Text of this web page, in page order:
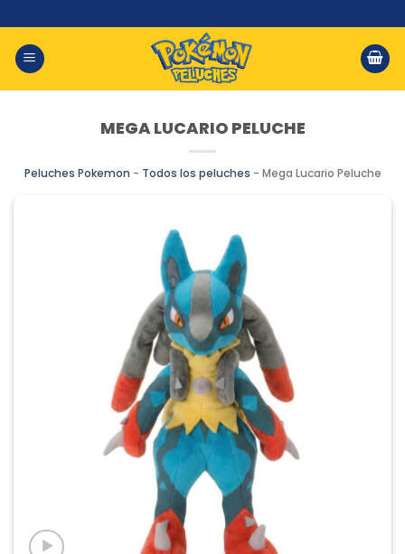
al
contenido
MEGA LUCARIO PELUCHE
Peluches Pokemon - Todos los peluches - Mega Lucario Peluche